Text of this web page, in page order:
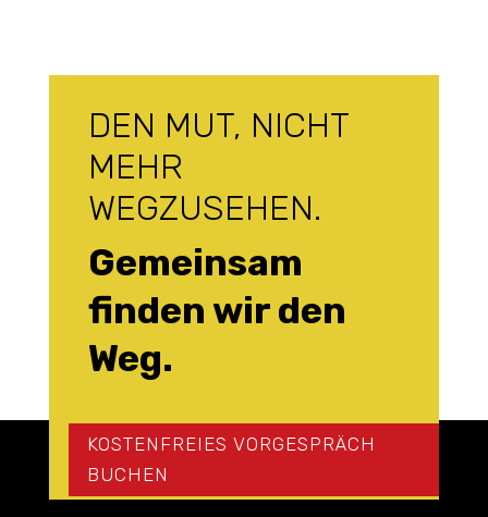
DEN MUT, NICHT
MEHR
WEGZUSEHEN.
Gemeinsam
finden wir den
Weg.
KOSTENFREIES VORGESPRÄCH
BUCHEN